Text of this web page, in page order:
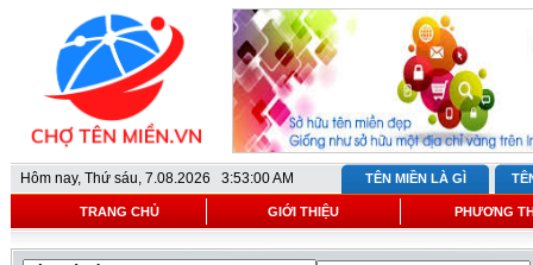
Hôm nay, Thứ sáu, 7.08.2026 3:53:00 AM TÊN MIỀN LÀ GÌ
TRANG CHỦ GIỚI THIỆU PHƯƠNG